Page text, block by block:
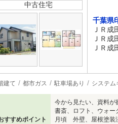
中古住宅
千葉県
ＪＲ
ＪＲ
ＪＲ
建て 都市ガス 駐車場あり システム
すすめポイント
今から見たい、資料
書斎、ロフト、ウォ
月頃 外壁、屋根塗装